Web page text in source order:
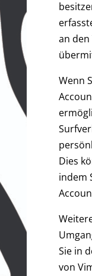
an den
Wenn
Dies
indem
Sie in
von